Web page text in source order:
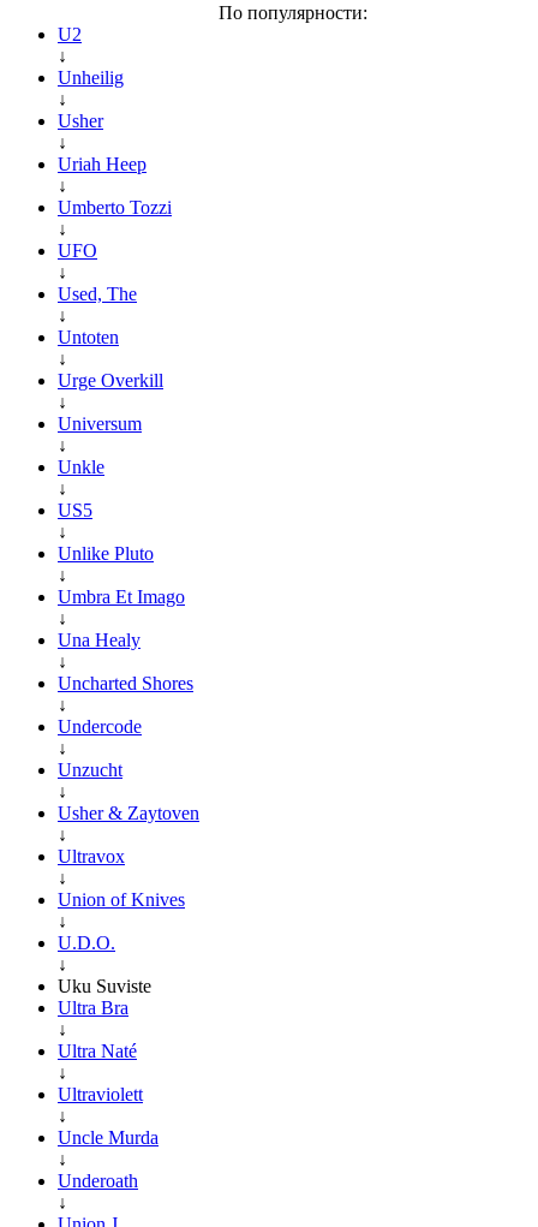
По популярности:
U2
↓
Unheilig
↓
Usher
↓
Uriah Heep
↓
Umberto Tozzi
↓
UFO
↓
Used, The
↓
Untoten
↓
Urge Overkill
↓
Universum
↓
Unkle
↓
US5
↓
Unlike Pluto
↓
Umbra Et Imago
↓
Una Healy
↓
Uncharted Shores
↓
Undercode
↓
Unzucht
↓
Usher & Zaytoven
↓
Ultravox
↓
Union of Knives
↓
U.D.O.
↓
Uku Suviste
Ultra Bra
↓
Ultra Naté
↓
Ultraviolett
↓
Uncle Murda
↓
Underoath
↓